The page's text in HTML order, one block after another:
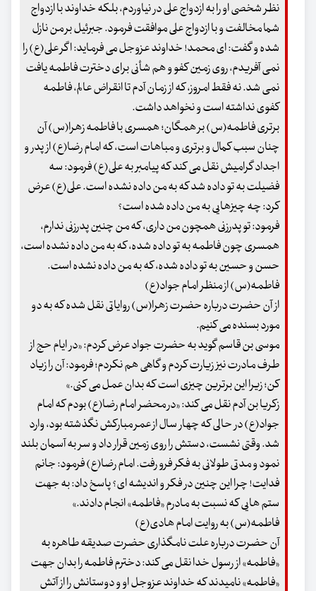
نظر شخصی او را به ازدواج علی در نیاوردم، بلکه خداوند با ازدواج
شما مخالفت و با ازدواج علی موافقت فرمود. جبرئیل بر من نازل
شده و گفت: ای محمد! خداوند عزوجل می فرماید: اگر علی(ع) را
نمی آفریدم، روی زمین کفو و هم شأنی برای دخترت فاطمه یافت
نمی شد. نه فقط امروز، که از زمان آدم تا انقراض عالم، فاطمه
کفوی نداشته است و نخواهد داشت.
برتری فاطمه(س) بر همگان؛ همسری با فاطمه زهرا(س) آن
چنان سبب کمال و برتری و مباهات است، که امام رضا(ع) از پدر و
اجداد گرامیش نقل می کند که پیامبر به علی(ع) فرمود: سه
فضیلت به تو داده شد که به من داده نشده است. علی(ع) عرض
کرد: چه چیزهایی به من داده شده است؟
فرمود: تو پدرزنی همچون من داری، که من چنین پدرزنی ندارم،
همسری چون فاطمه به تو داده شده، که به من داده نشده است،
حسن و حسین به تو داده شده، که به من داده نشده است.
فاطمه(س) از منظر امام جواد(ع)
از آن حضرت درباره حضرت زهرا(س) روایاتی نقل شده که به دو
مورد بسنده می کنیم.
موسی بن قاسم گوید به حضرت جواد عرض کردم: «در ایام حج از
طرف مادرت نیز زیارت کردم و گاهی هم نکردم؛ فرمود: آن را زیاد
کن؛ زیرا این برترین چیزی است که بدان عمل می کنی.»
زکریا بن آدم نقل می کند: «در محضر امام رضا(ع) بودم که امام
جواد(ع) در حالی که چهار سال از عمر مبارکش نگذشته بود، وارد
شد. وقتی نشست، دستش را روی زمین قرار داد و سر به آسمان بلند
نمود و مدتی طولانی به فکر فرو رفت. امام رضا(ع) فرمود: جانم
فدایت! چرا این چنین در فکر و اندیشه ای؟ پاسخ داد: به جهت
ستم هایی که نسبت به مادرم «فاطمه» انجام دادند.»
فاطمه(س) به روایت امام هادی(ع)
آن حضرت درباره علت نامگذاری حضرت صدیقه طاهره به
«فاطمه» از رسول خدا نقل می کند: دخترم فاطمه را بدان جهت
«فاطمه» نامیدند که خداوند عزوجل او و دوستانش را از آتش